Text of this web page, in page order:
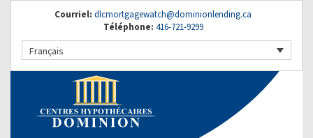
Courriel: dlcmortgagewatch@dominionlending.ca
Téléphone: 416-721-9299
Français